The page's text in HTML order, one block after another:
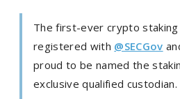
The first-ever crypto staking
registered with @SECGov
proud to be named the
exclusive qualified custodian.